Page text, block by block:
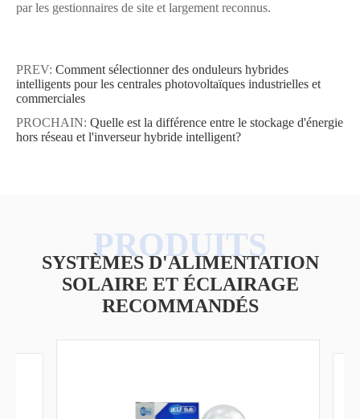
par les gestionnaires de site et largement reconnus.
PREV: Comment sélectionner des onduleurs hybrides
intelligents pour les centrales photovoltaïques industrielles et
commerciales
PROCHAIN: Quelle est la différence entre le stockage d'énergie
hors réseau et l'inverseur hybride intelligent?
SYSTÈMES D'ALIMENTATION
SOLAIRE ET ÉCLAIRAGE
RECOMMANDÉS